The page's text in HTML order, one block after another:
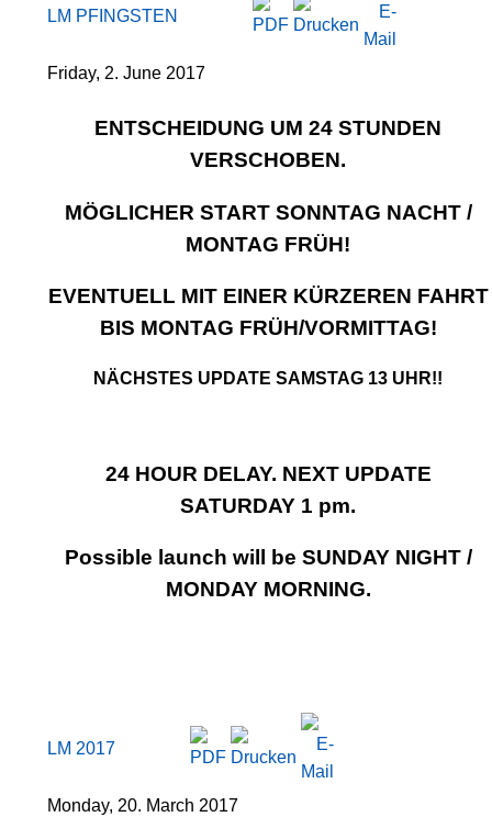
LM PFINGSTEN
Friday, 2. June 2017
ENTSCHEIDUNG UM 24 STUNDEN
VERSCHOBEN.
MÖGLICHER START SONNTAG NACHT /
MONTAG FRÜH!
EVENTUELL MIT EINER KÜRZEREN FAHRT
BIS MONTAG FRÜH/VORMITTAG!
NÄCHSTES UPDATE SAMSTAG 13 UHR!!
24 HOUR DELAY. NEXT UPDATE
SATURDAY 1 pm.
Possible launch will be SUNDAY NIGHT /
MONDAY MORNING.
LM 2017
Monday, 20. March 2017